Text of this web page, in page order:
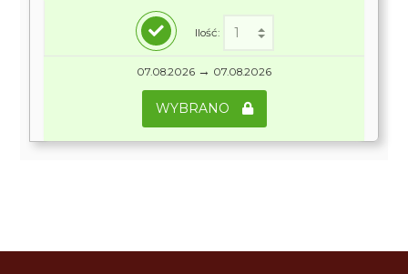
Ilość:
07.08.2026 → 07.08.2026
WYBRANO